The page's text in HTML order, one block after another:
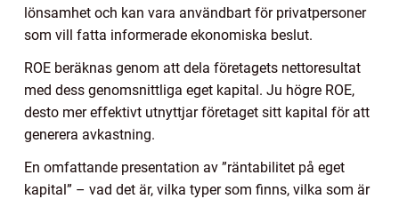
lönsamhet och kan vara användbart för privatpersoner
som vill fatta informerade ekonomiska beslut.
ROE beräknas genom att dela företagets nettoresultat
med dess genomsnittliga eget kapital. Ju högre ROE,
desto mer effektivt utnyttjar företaget sitt kapital för att
generera avkastning.
En omfattande presentation av ”räntabilitet på eget
kapital” – vad det är, vilka typer som finns, vilka som är